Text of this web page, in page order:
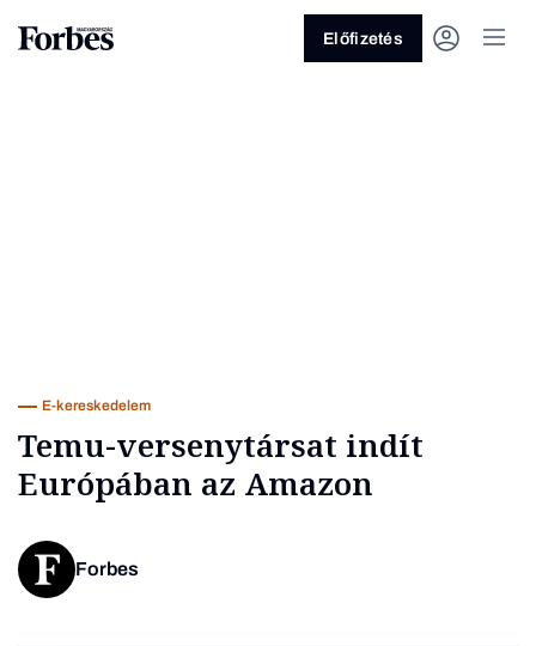
Üzlet
Előfizetés
E-kereskedelem
Temu-versenytársat indít
Európában az Amazon
Forbes